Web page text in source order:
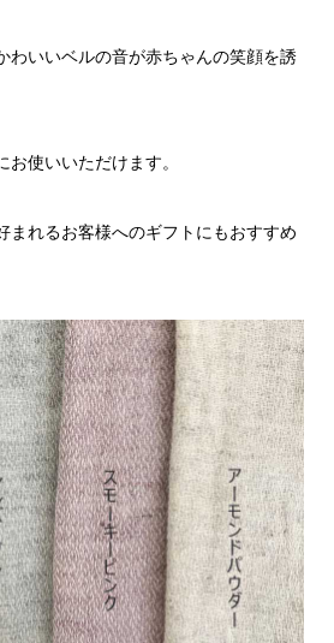
わいいベルの音が赤ちゃんの笑顔を誘
使いいただけます。
まれるお客様へのギフトにもおすすめ